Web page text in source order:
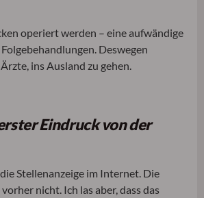
operiert werden – eine aufwändige
Deswegen
ins Ausland zu gehen.
Eindruck von der
Stellenanzeige im Internet. Die
nicht. Ich las aber, dass das